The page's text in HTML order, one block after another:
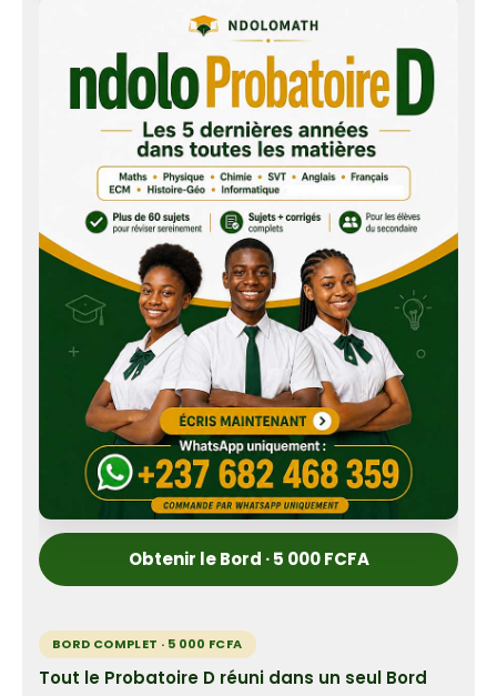
Obtenir le Bord · 5 000 FCFA
BORD COMPLET · 5 000 FCFA
Tout le Probatoire D réuni dans un seul Bord